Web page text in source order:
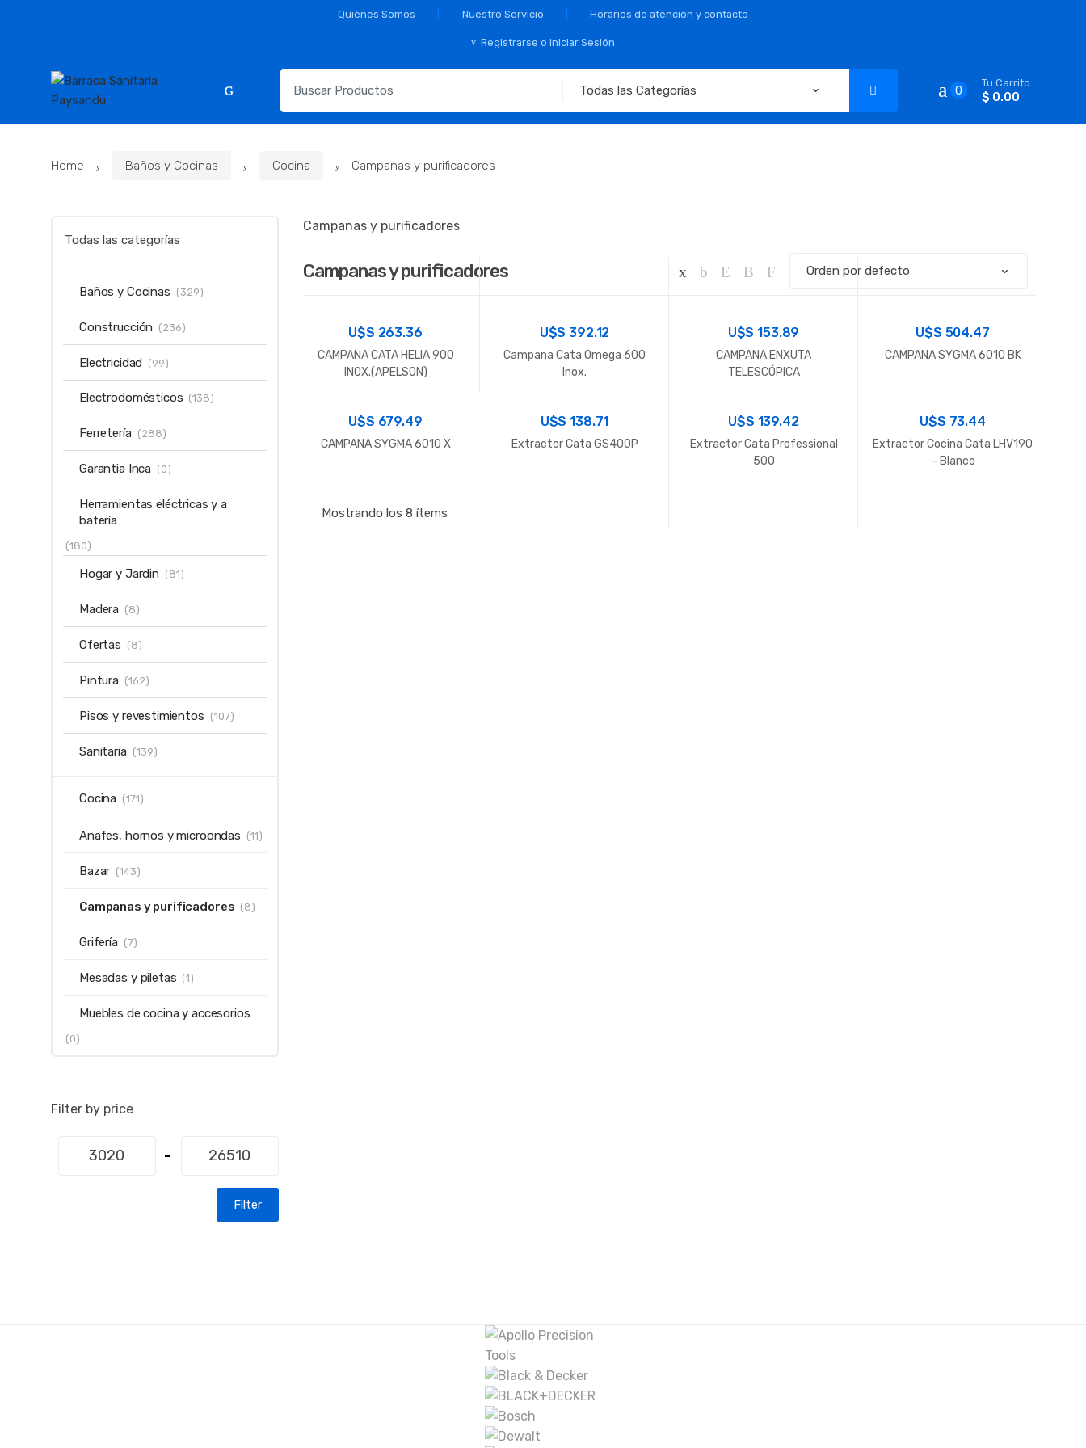
Quiénes Somos Nuestro Servicio Horarios de atención y contacto
Registrarse o Iniciar Sesión
para:
0
Tu Carrito
$ 0.00
Home Baños y Cocinas Cocina Campanas y purificadores
Campanas y purificadores
Campanas y purificadores
U$S 263.36
CAMPANA CATA HELIA 900
INOX.(APELSON)
U$S392.12
Campana Cata Omega 600
Inox.
U$S153.89
CAMPANA ENXUTA
TELESCÓPICA
U$S 504.47
CAMPANA SYGMA 6010 BK
U$S 679.49
CAMPANA SYGMA 6010 X
U$S138.71
Extractor Cata GS400P
U$S 139.42
Extractor Cata Professional
500
U$S 73.44
Extractor Cocina Cata LHV190
– Blanco
Mostrando los 8 ítems
Todas las categorías
Baños y Cocinas (329)
Construcción (236)
Electricidad (99)
Electrodomésticos (138)
Ferretería (288)
Garantia Inca (0)
Herramientas eléctricas y a
batería
(180)
Hogar y Jardin (81)
Madera (8)
Ofertas (8)
Pintura (162)
Pisos y revestimientos (107)
Sanitaria (139)
Cocina (171)
Anafes, hornos y microondas (11)
Bazar (143)
Campanas y purificadores (8)
Grifería (7)
Mesadas y piletas (1)
Muebles de cocina y accesorios
(0)
Filter by price
Filter